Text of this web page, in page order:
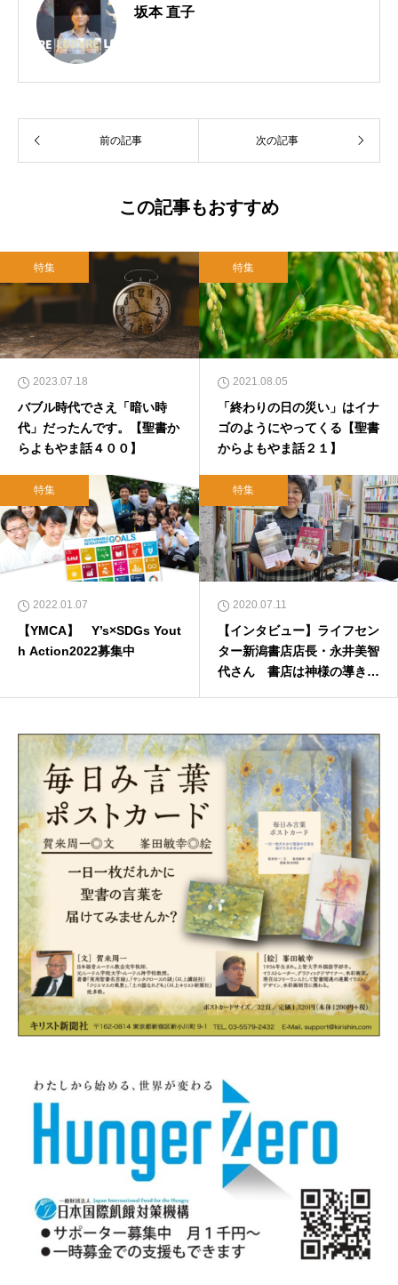
坂本 直子
前の記事 次の記事
この記事もおすすめ
特集
2023.07.18
バブル時代でさえ「暗い時
代」だったんです。【聖書か
らよもやま話４００】
特集
2021.08.05
「終わりの日の災い」はイナ
ゴのようにやってくる【聖書
からよもやま話２１】
特集
2022.01.07
【YMCA】 Y’s×SDGs Yout
h Action2022募集中
特集
2020.07.11
【インタビュー】ライフセン
ター新潟書店店長・永井美智
代さん 書店は神様の導きに